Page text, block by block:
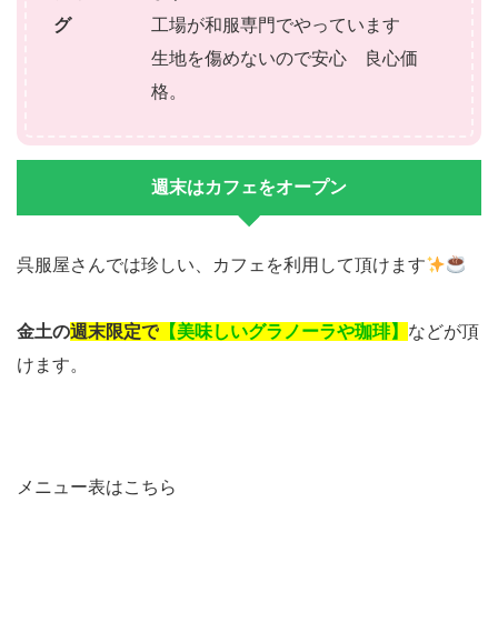
グ
工場が和服専門でやっています
生地を傷めないので安心 良心価
格。
週末はカフェをオープン
呉服屋さんでは珍しい、カフェを利用して頂けます
金土の週末限定で 【美味しいグラノーラや珈琲】 などが頂
けます。
メニュー表はこちら